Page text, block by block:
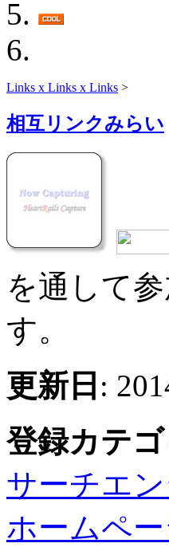
Links x Links x Links >
相互リンクみらい
を通して
す。
更新日 :
登録カテゴ
サーチエ
ホームペ